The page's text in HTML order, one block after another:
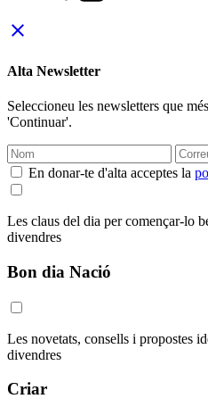
close
Alta Newsletter
Seleccioneu les newsletters que
'Continuar'.
En donar-te d'alta acceptes la
Les claus del dia per començar-lo
divendres
Bon dia Nació
Les novetats, consells i propostes
divendres
Criar